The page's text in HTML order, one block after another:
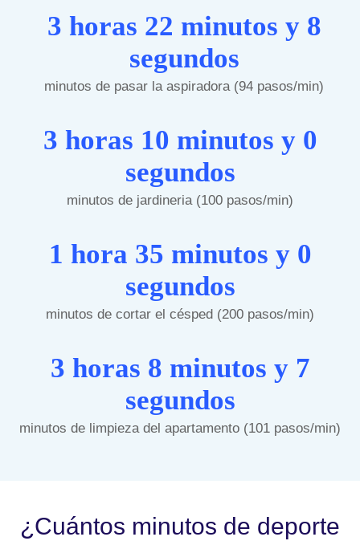
3 horas 22 minutos y 8
segundos
minutos de pasar la aspiradora (94 pasos/min)
3 horas 10 minutos y 0
segundos
minutos de jardineria (100 pasos/min)
1 hora 35 minutos y 0
segundos
minutos de cortar el césped (200 pasos/min)
3 horas 8 minutos y 7
segundos
minutos de limpieza del apartamento (101 pasos/min)
¿Cuántos minutos de deporte